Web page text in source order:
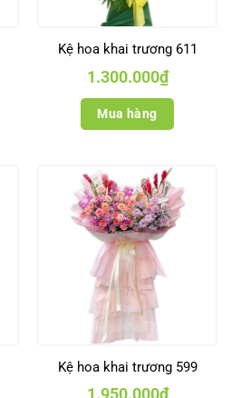
Kệ hoa khai trương 611
1.300.000₫
Mua hàng
Kệ hoa khai trương 599
1.950.000₫